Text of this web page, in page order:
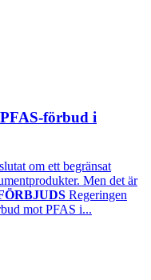
förbud i
om ett begränsat
Men det är
Regeringen
mot PFAS i...